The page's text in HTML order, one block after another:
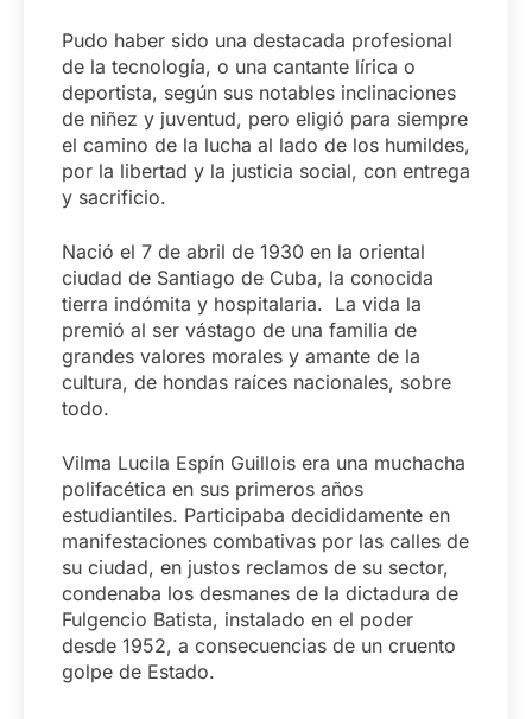
Pudo haber sido una destacada profesional
de la tecnología, o una cantante lírica o
deportista, según sus notables inclinaciones
de niñez y juventud, pero eligió para siempre
el camino de la lucha al lado de los humildes,
por la libertad y la justicia social, con entrega
y sacrificio.
Nació el 7 de abril de 1930 en la oriental
ciudad de Santiago de Cuba, la conocida
tierra indómita y hospitalaria. La vida la
premió al ser vástago de una familia de
grandes valores morales y amante de la
cultura, de hondas raíces nacionales, sobre
todo.
Vilma Lucila Espín Guillois era una muchacha
polifacética en sus primeros años
estudiantiles. Participaba decididamente en
manifestaciones combativas por las calles de
su ciudad, en justos reclamos de su sector,
condenaba los desmanes de la dictadura de
Fulgencio Batista, instalado en el poder
desde 1952, a consecuencias de un cruento
golpe de Estado.